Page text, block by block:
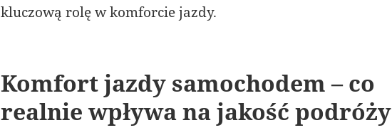
kluczową rolę w komforcie jazdy.
Komfort jazdy samochodem – co
realnie wpływa na jakość podróży